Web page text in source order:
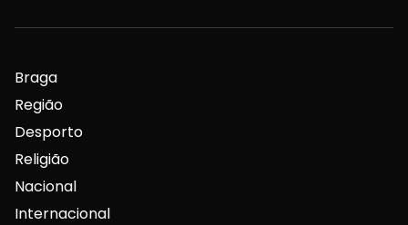
Braga
Região
Desporto
Religião
Nacional
Internacional